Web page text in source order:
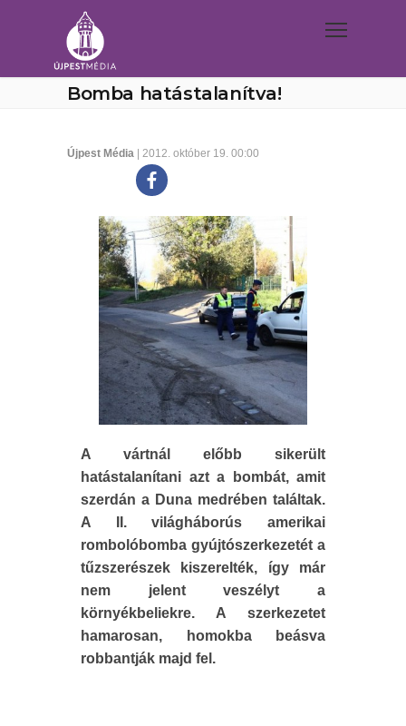
Bomba hatástalanítva!
Újpest Média | 2012. október 19. 00:00
A vártnál előbb sikerült
hatástalanítani azt a bombát, amit
szerdán a Duna medrében találtak.
A II. világháborús amerikai
rombolóbomba gyújtószerkezetét a
tűzszerészek kiszerelték, így már
nem jelent veszélyt a
környékbeliekre. A szerkezetet
hamarosan, homokba beásva
robbantják majd fel.